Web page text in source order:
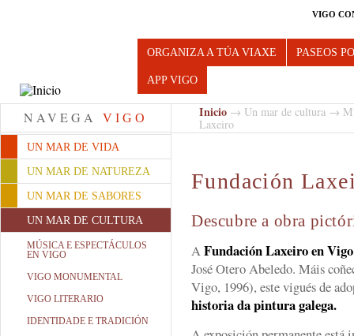
VIGO
Turismo de Vigo
ORGANIZA A TÚA VIAXE PASEOS
APP VIGO
NAVEGA VIGO
UN MAR DE VIDA
UN MAR DE NATUREZA
UN MAR DE SABORES
UN MAR DE CULTURA
MÚSICA E ESPECTÁCULOS
EN VIGO
VIGO MONUMENTAL
VIGO LITERARIO
IDENTIDADE E TRADICIÓN
Inicio → Un mar de cultura →
Laxeiro
Fundación
Descubre a obra
AFundación Laxeiro en Vigo
José Otero Abeledo. Máis
Vigo, 1996), este vigués de
historia da pintura galega.